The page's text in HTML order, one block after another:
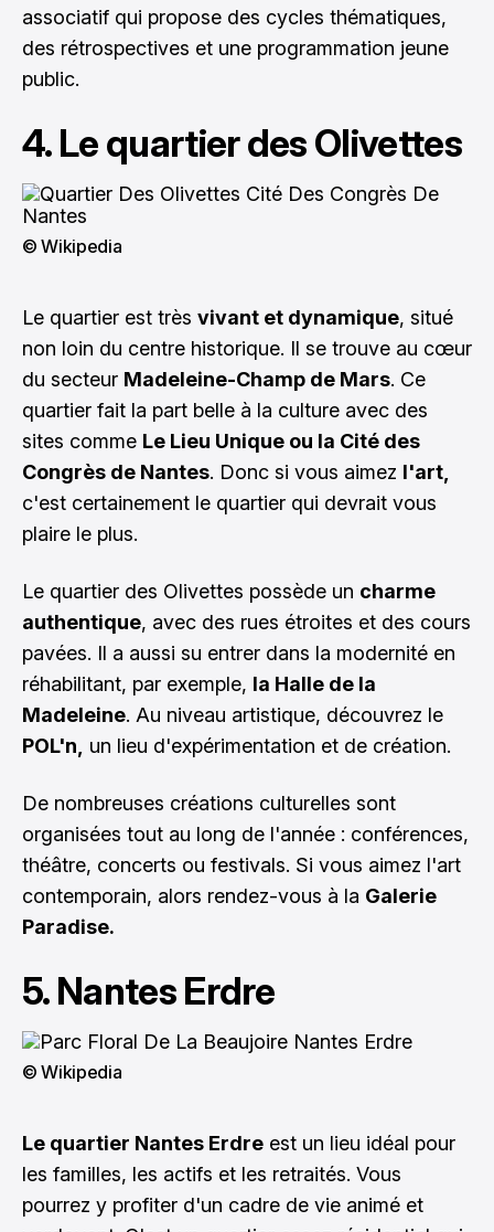
associatif qui propose des cycles thématiques,
des rétrospectives et une programmation jeune
public.
4. Le quartier des Olivettes
© Wikipedia
Le quartier est très vivant et dynamique, situé
non loin du centre historique. Il se trouve au cœur
du secteur Madeleine-Champ de Mars. Ce
quartier fait la part belle à la culture avec des
sites comme Le Lieu Unique ou la Cité des
Congrès de Nantes. Donc si vous aimez l'art,
c'est certainement le quartier qui devrait vous
plaire le plus.
Le quartier des Olivettes possède un charme
authentique, avec des rues étroites et des cours
pavées. Il a aussi su entrer dans la modernité en
réhabilitant, par exemple, la Halle de la
Madeleine. Au niveau artistique, découvrez le
POL'n,
un lieu d'expérimentation et de création.
De nombreuses créations culturelles sont
organisées tout au long de l'année : conférences,
théâtre, concerts ou festivals. Si vous aimez l'art
contemporain, alors rendez-vous à la Galerie
Paradise.
5. Nantes Erdre
© Wikipedia
Le quartier Nantes Erdre est un lieu idéal pour
les familles, les actifs et les retraités. Vous
pourrez y profiter d'un cadre de vie animé et